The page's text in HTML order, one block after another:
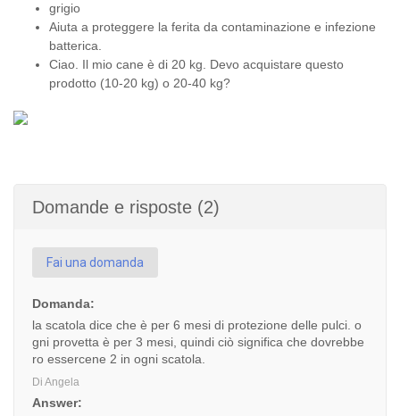
grigio
Aiuta a proteggere la ferita da contaminazione e infezione
batterica.
Ciao. Il mio cane è di 20 kg. Devo acquistare questo
prodotto (10-20 kg) o 20-40 kg?
Domande e risposte (2)
Fai una domanda
Domanda:
la scatola dice che è per 6 mesi di protezione delle pulci. o
gni provetta è per 3 mesi, quindi ciò significa che dovrebbe
ro essercene 2 in ogni scatola.
Di Angela
Answer: